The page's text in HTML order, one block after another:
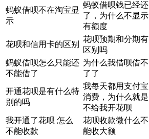
蚂蚁借呗不在淘宝显
示
蚂蚁借呗钱已经还
了，为什么不显示
有额度
花呗和信用卡的区别
花呗预期和分期有
区别吗
蚂蚁借呗怎么只能还
不能借了
为什么我借呗借不
了了
开通花呗是有什么特
别的吗
我每天都用支付宝
消费，为什么就是
不给我开花呗
我开通了花呗 怎么
不能收款
花呗收款微什么不
能收大额